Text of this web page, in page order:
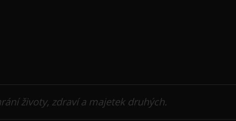
životy, zdraví a majetek druhých.